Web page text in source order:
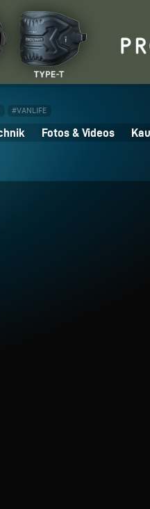
#VANLIFE
Fotos & Videos